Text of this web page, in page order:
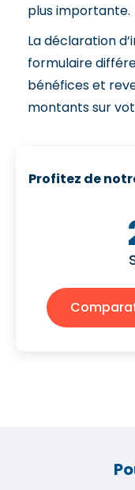
plus importante.
La déclaration
formulaire
bénéfices et
montants sur
Profitez de